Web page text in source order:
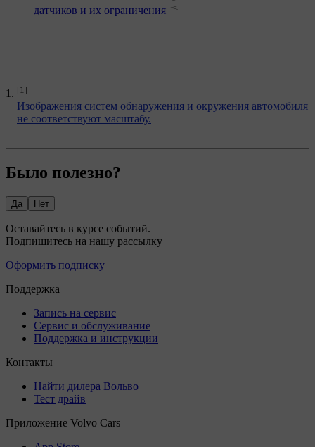
[1]
Изображения систем обнаружения и окружения автомобиля
не соответствуют масштабу.
датчиков и их ограничения
Было полезно?
Да Нет